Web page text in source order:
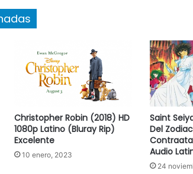
Christopher Robin (2018) HD
1080p Latino (Bluray Rip)
Excelente
10 enero, 2023
Saint
Del
Audio
24